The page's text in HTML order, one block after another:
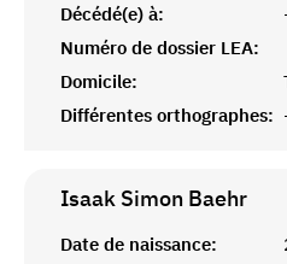
Décédé(e) à:
Numéro de dossier LEA:
Domicile:
Différentes orthographes:
Isaak Simon Baehr
Date de naissance: